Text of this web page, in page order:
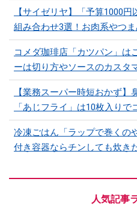
【サイゼリヤ】「予算1000
組み合わせ3選！お肉系やつ
コメダ珈琲店「カツパン」は
ーは切り方やソースのカスタ
【業務スーパー時短おかず
「あじフライ」は10枚入り
冷凍ごはん「ラップで巻くの
付き容器ならチンしても炊き